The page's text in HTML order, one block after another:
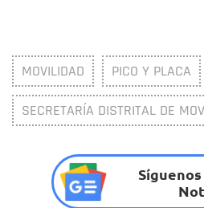
MOVILIDAD PICO Y PLACA
SECRETARÍA DISTRITAL DE